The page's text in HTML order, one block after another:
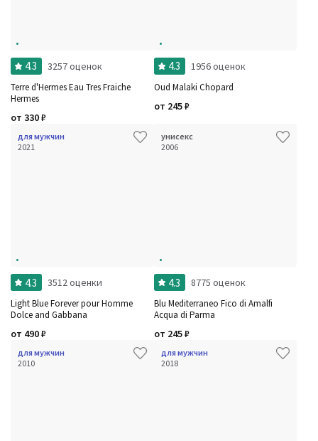
4.3 3257 оценок
Terre d'Hermes Eau Tres Fraiche
Hermes
от 330₽
4.3 1956 оценок
Oud Malaki Chopard
от 245₽
для мужчин
2021
4.3 3512 оценки
Light Blue Forever pour Homme
Dolce and Gabbana
от 490₽
унисекс
2006
4.3 8775 оценок
Blu Mediterraneo Fico di Amalfi
Acqua di Parma
от 245₽
для мужчин
2010
для мужчин
2018